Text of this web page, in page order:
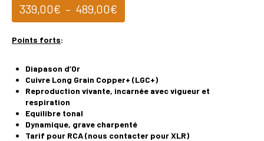
339,00€ – 489,00€Plage
de
Points forts:
Diapason d’Or
Cuivre Long Grain Copper+ (LGC+)
Reproduction vivante, incarnée avec vigueur et
respiration
Equilibre tonal
Dynamique, grave charpenté
Tarif pour RCA (nous contacter pour XLR)